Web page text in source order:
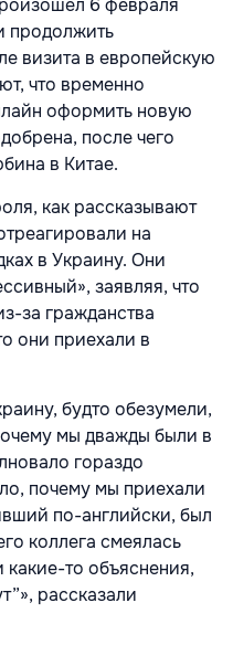
6 февраля
продолжить
визита в европейскую
что временно
оформить новую
после чего
в Китае.
как рассказывают
на
в Украину. Они
заявляя, что
за гражданства
они приехали в
будто обезумели,
мы дважды были в
гораздо
почему мы приехали
по-английски, был
коллега смеялась
то объяснения,
рассказали